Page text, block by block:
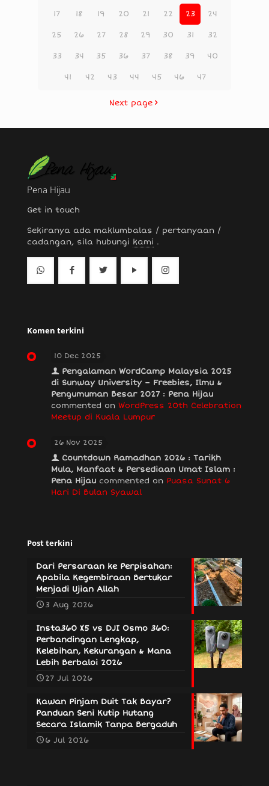
17 18 19 20 21 22 23 24
25 26 27 28 29 30 31 32
33 34 35 36 37 38 39 40
41 42 43 44 45 46 47
Next page
Pena Hijau
Get in touch
Sekiranya ada maklumbalas / pertanyaan /
cadangan, sila hubungi kami .
Komen terkini
10 Dec 2025
Pengalaman WordCamp Malaysia 2025
di Sunway University – Freebies, Ilmu &
Pengumuman Besar 2027 : Pena Hijau
commented on WordPress 20th Celebration
Meetup di Kuala Lumpur
26 Nov 2025
Countdown Ramadhan 2026 : Tarikh
Mula, Manfaat & Persediaan Umat Islam :
Pena Hijau commented on Puasa Sunat 6
Hari Di Bulan Syawal
Post terkini
Dari Persaraan ke Perpisahan:
Apabila Kegembiraan Bertukar
Menjadi Ujian Allah
3 Aug 2026
Insta360 X5 vs DJI Osmo 360:
Perbandingan Lengkap,
Kelebihan, Kekurangan & Mana
Lebih Berbaloi 2026
27 Jul 2026
Kawan Pinjam Duit Tak Bayar?
Panduan Seni Kutip Hutang
Secara Islamik Tanpa Bergaduh
6 Jul 2026